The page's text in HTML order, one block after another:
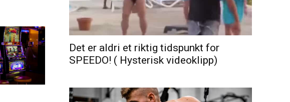
Det er aldri et riktig tidspunkt for
SPEEDO! ( Hysterisk videoklipp)